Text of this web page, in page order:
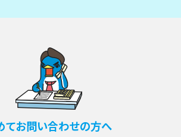
てお問い合わせの方へ